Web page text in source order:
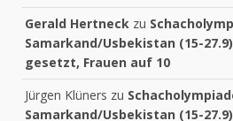
Gerald Hertneck zu
Samarkand/Usbekistan (15-
gesetzt, Frauen auf 10
Jürgen Klüners zu
Samarkand/Usbekistan (15-